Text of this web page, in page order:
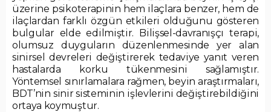
üzerine psikoterapinin hem ilaçlara benzer, hem de
ilaçlardan farklı özgün etkileri olduğunu gösteren
bulgular elde edilmiştir. Bilişsel-davranışçı terapi,
olumsuz duyguların düzenlenmesinde yer alan
sinirsel devreleri değiştirerek tedaviye yanıt veren
hastalarda korku tükenmesini sağlamıştır.
Yöntemsel sınırlamalara rağmen, beyin araştırmaları,
BDT’nin sinir sisteminin işlevlerini değiştirebildiğini
ortaya koymuştur.